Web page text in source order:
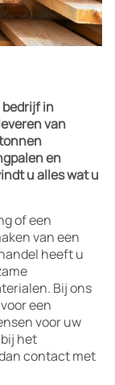
in
van
en
u alles wat u
of een
van een
heeft u
Bij ons
een
voor uw
het
contact met